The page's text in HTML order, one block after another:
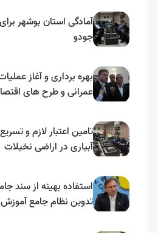
آمادگی استان بوشهر
جودو
بهره برداری و آغاز
عمرانی و طرح های
تامین اعتبار لازم و
آبیاری در اراضی نخیلات
استفاده بهینه از سند
تدوین نظام جامع آموزش